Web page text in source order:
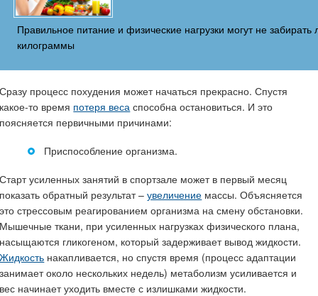
Правильное питание и физические нагрузки могут не
килограммы
Сразу процесс похудения может начаться прекрасно. Спустя
какое-то время потеря веса способна остановиться. И это
поясняется первичными причинами:
Приспособление организма.
Старт усиленных занятий в спортзале может в первый месяц
показать обратный результат –увеличение массы. Объясняется
это стрессовым реагированием организма на смену обстановки.
Мышечные ткани, при усиленных нагрузках физического плана,
насыщаются гликогеном, который задерживает вывод жидкости.
Жидкость накапливается, но спустя время (процесс адаптации
занимает около нескольких недель) метаболизм усиливается и
вес начинает уходить вместе с излишками жидкости.